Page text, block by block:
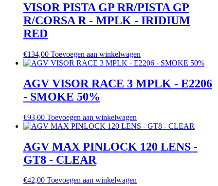
VISOR PISTA GP RR/PISTA GP
R/CORSA R - MPLK - IRIDIUM
RED
€134,00 Toevoegen aan winkelwagen
AGV VISOR RACE 3 MPLK - E2206
- SMOKE 50%
€93,00 Toevoegen aan winkelwagen
AGV MAX PINLOCK 120 LENS -
GT8 - CLEAR
€42,00 Toevoegen aan winkelwagen